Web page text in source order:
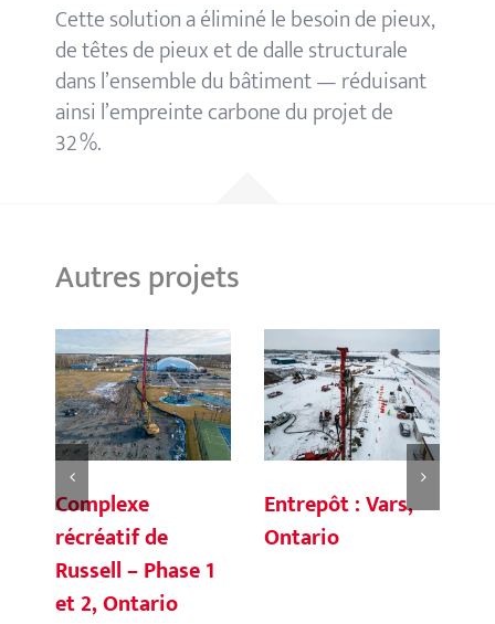
Cette solution a éliminé le besoin de pieux,
de têtes de pieux et de dalle structurale
dans l’ensemble du bâtiment — réduisant
ainsi l’empreinte carbone du projet de
32 %.
Autres projets
Complexe
récréatif de
Russell – Phase 1
et 2, Ontario
Entrepôt : Vars,
Ontario